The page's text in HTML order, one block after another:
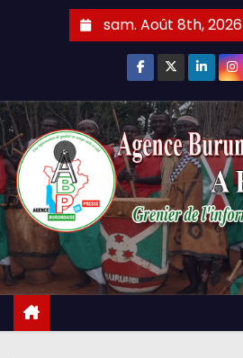
sam. Août 8th, 2026